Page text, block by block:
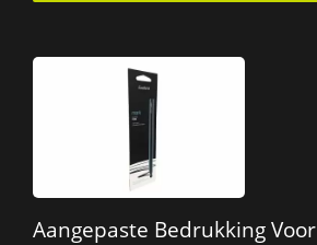
Aangepaste Bedrukking Voor